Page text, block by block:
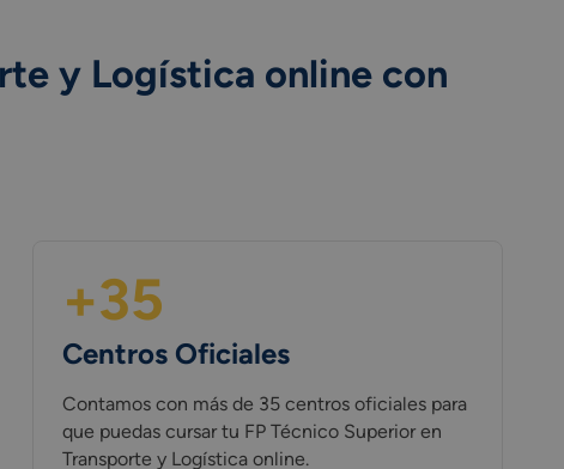
y Logística online con
+35
Centros Oficiales
Contamos con más de 35 centros oficiales para
que puedas cursar tu FP Técnico Superior en
Transporte y Logística online.